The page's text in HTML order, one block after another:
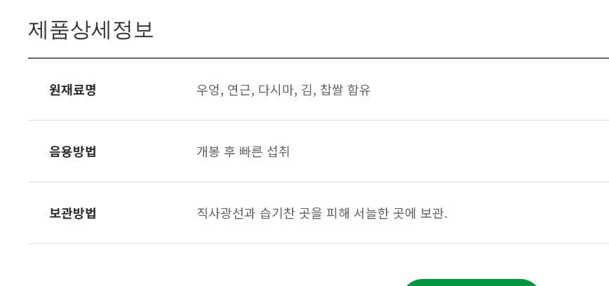
제품상세정보
원재료명 우엉, 연근, 다시마, 김, 찹쌀 함유
음용방법 개봉 후 빠른 섭취
보관방법 직사광선과 습기찬 곳을 피해 서늘한 곳에 보관.